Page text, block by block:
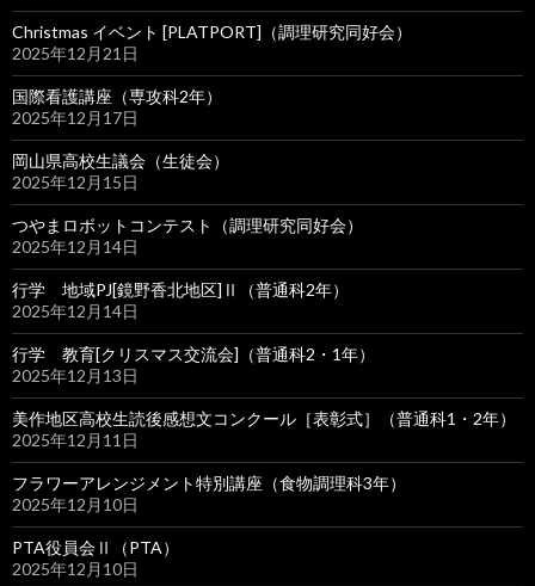
Christmas イベント [PLATPORT]（調理研究同好会）
2025年12月21日
国際看護講座（専攻科2年）
2025年12月17日
岡山県高校生議会（生徒会）
2025年12月15日
つやまロボットコンテスト（調理研究同好会）
2025年12月14日
行学 地域PJ[鏡野香北地区]Ⅱ（普通科2年）
2025年12月14日
行学 教育[クリスマス交流会]（普通科2・1年）
2025年12月13日
美作地区高校生読後感想文コンクール［表彰式］（普通科1・2年）
2025年12月11日
フラワーアレンジメント特別講座（食物調理科3年）
2025年12月10日
PTA役員会Ⅱ（PTA）
2025年12月10日